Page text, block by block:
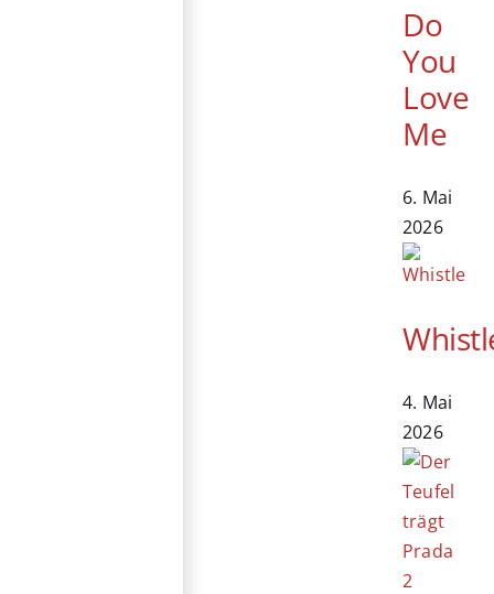
Do
You
Love
Me
6. Mai
2026
4. Mai
2026